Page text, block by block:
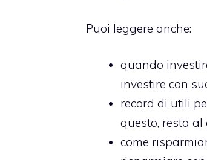
Puoi leggere anche:
quando
investire con
record di utili
questo, resta al
come